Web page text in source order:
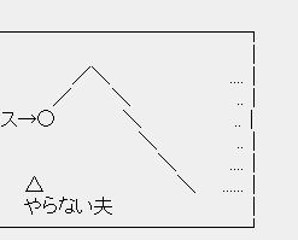
....│
＼ ..│
クス→○ ＼ ..│
..│
....│
＼ ......│
やらない夫 │